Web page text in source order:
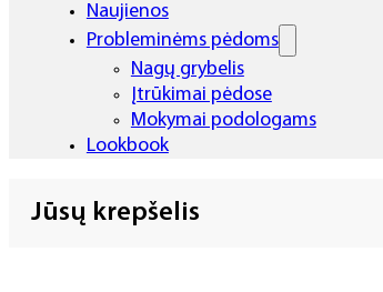
Naujienos
Probleminėms pėdoms
Nagų grybelis
Įtrūkimai pėdose
Mokymai podologams
Lookbook
Jūsų krepšelis